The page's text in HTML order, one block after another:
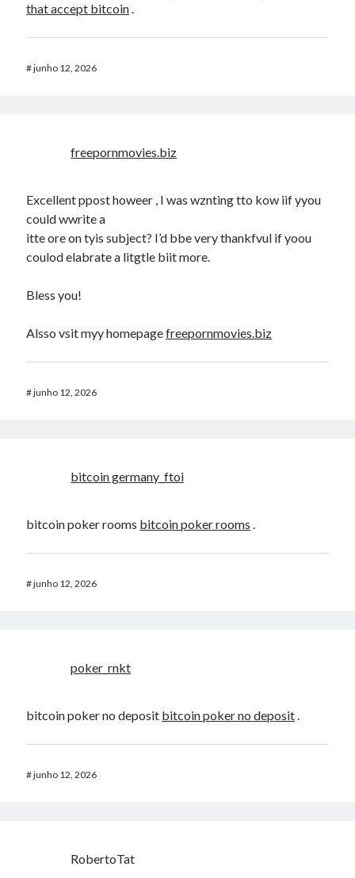
that accept bitcoin.
#junho 12, 2026
freepornmovies.biz
Excellent ppost howeer , I was wznting tto kow iif yyou
could wwrite a
itte ore on tyis subject? I’d bbe very thankfvul if yoou
coulod elabrate a litgtle biit more.
Bless you!
Alsso vsit myy homepagefreepornmovies.biz
#junho 12, 2026
bitcoin germany_ftoi
bitcoin poker rooms bitcoin poker rooms .
#junho 12, 2026
poker_rnkt
bitcoin poker no deposit bitcoin poker no deposit.
#junho 12, 2026
RobertoTat